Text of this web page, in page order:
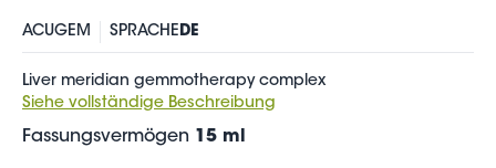
ACUGEM SPRACHEDE
Liver meridian gemmotherapy complex
Siehe vollständige Beschreibung
Fassungsvermögen 15 ml